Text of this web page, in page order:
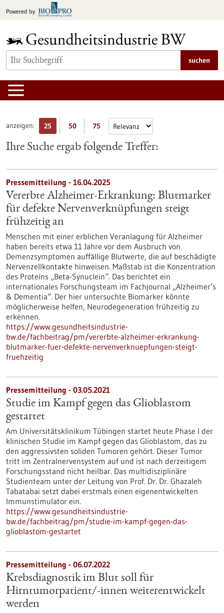
Inhalt
Powered by
suchen
anzeigen: 25 50 75
Ihre Suche ergab folgende Treffer:
Pressemitteilung - 16.04.2025
Vererbte Alzheimer-Erkrankung: Blutmarker
für defekte Nervenverknüpfungen steigt
frühzeitig an
Menschen mit einer erblichen Veranlagung für Alzheimer
haben bereits etwa 11 Jahre vor dem Ausbruch von
Demenzsymptomen auffällige Blutwerte, die auf beschädigte
Nervenzellkontakte hinweisen. Maßstab ist die Konzentration
des Proteins „Beta-Synuclein“. Das berichtet ein
internationales Forschungsteam im Fachjournal „Alzheimer‘s
& Dementia“. Der hier untersuchte Biomarker könnte
möglicherweise helfen, Neurodegeneration frühzeitig zu
erkennen.
https://www.gesundheitsindustrie-
bw.de/fachbeitrag/pm/vererbte-alzheimer-erkrankung-
blutmarker-fuer-defekte-nervenverknuepfungen-steigt-
fruehzeitig
Pressemitteilung - 03.05.2021
Studie im Kampf gegen das Glioblastom
gestartet
Am Universitätsklinikum Tübingen startet heute Phase I der
klinischen Studie im Kampf gegen das Glioblastom, das zu
den aggressivsten soliden Tumoren gehört. Dieser Tumor
tritt im Zentralnervensystem auf und ist nach derzeitigem
Forschungsstand nicht heilbar. Das multidisziplinäre
Studienteam unter der Leitung von Prof. Dr. Dr. Ghazaleh
Tabatabai setzt dabei erstmals einen eigenentwickelten
Immunstimulator ein.
https://www.gesundheitsindustrie-
bw.de/fachbeitrag/pm/studie-im-kampf-gegen-das-
glioblastom-gestartet
Pressemitteilung - 06.07.2022
Krebsdiagnostik im Blut soll für
Hirntumorpatient/-innen weiterentwickelt
werden